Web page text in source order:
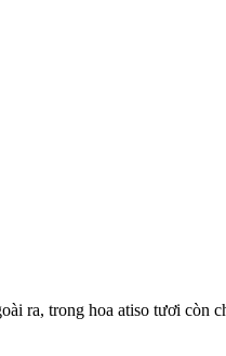
ra, trong hoa atiso tươi còn